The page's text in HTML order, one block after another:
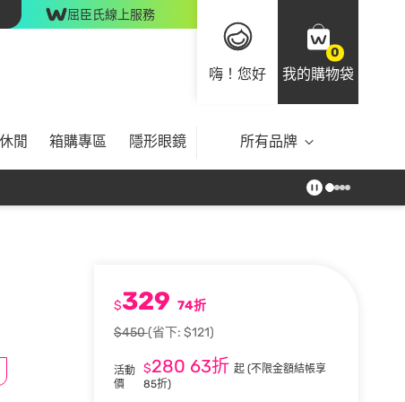
屈臣氏線上服務
嗨！您好
0
我的購物袋
閒 箱購專區 隱形眼鏡 所有品牌
$329 74折
$450(省下: $121)
活動
價
$280 63折起(不限金額結帳享
85折)